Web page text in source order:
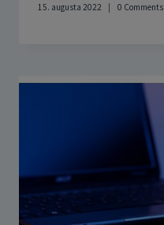
15. augusta 2022 0 Comments